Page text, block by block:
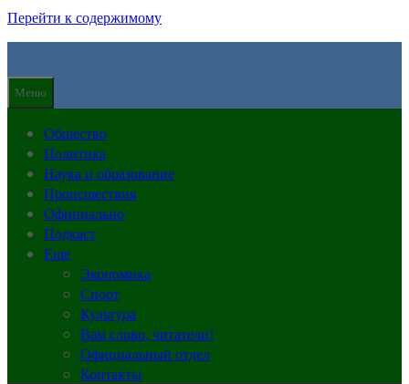
Перейти к содержимому
Меню
Общество
Политика
Наука и образование
Происшествия
Официально
Подкаст
Еще
Экономика
Спорт
Культура
Вам слово, читатели!
Официальный отдел
Контакты